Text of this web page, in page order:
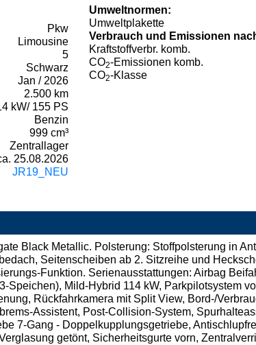
Pkw
Limousine
5
Schwarz
Jan / 2026
2.500 km
kW/ 155 PS
Benzin
999 cm³
Zentrallager
25.08.2026
JR19_NEU
Umweltnormen:
Umweltplakette
Verbrauch und Emissionen
Kraftstoffverbr. komb.
CO2-Emissionen komb.
CO2-Klasse
Black Metallic. Polsterung: Stoffpolsterung in
Seitenscheiben ab 2. Sitzreihe und
Funktion. Serienausstattungen: Airbag
Speichen), Mild-Hybrid 114 kW, Parkpilotsystem
Rückfahrkamera mit Split View, Bord-/
Assistent, Post-Collision-System,
7-Gang - Doppelkupplungsgetriebe,
getönt, Sicherheitsgurte vorn,